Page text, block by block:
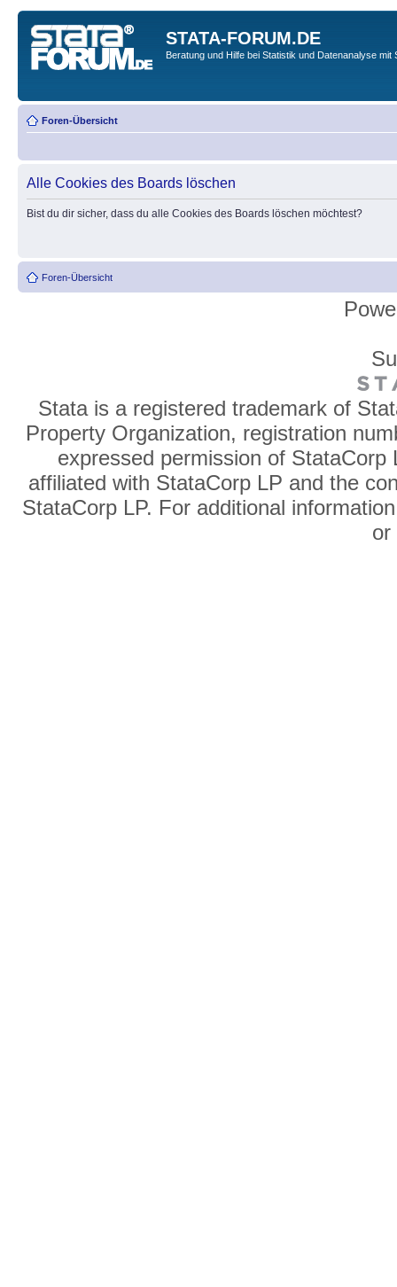
STATA-FORUM.DE
Beratung und Hilfe bei Statistik und Datenanalyse mit
Foren-Übersicht
Alle Cookies des Boards löschen
Bist du dir sicher, dass du alle Cookies des Boards löschen möchtest?
Foren-Übersicht
Stata is a registered trademark of
Property Organization, registration
expressed permission of
affiliated with StataCorp LP and the
StataCorp LP. For additional
or